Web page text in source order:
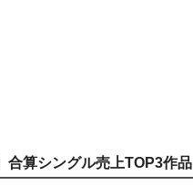
合算シングル売上TOP3作品